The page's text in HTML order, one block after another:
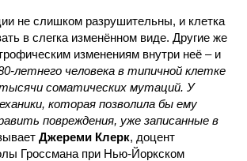
не слишком разрушительны, и клетка
в слегка изменённом виде. Другие же
изменениям внутри неё – и
летнего человека в типичной клетке
соматических мутаций. У
которая позволила бы ему
повреждения, уже записанные в
Джереми Клерк, доцент
Гроссмана при Нью-Йоркском